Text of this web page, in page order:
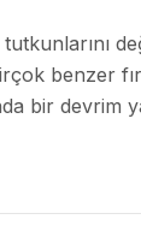
benzer
bir devrim